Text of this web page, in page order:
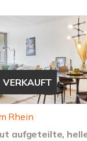
VERKAUFT
Rhein
aufgeteilte,